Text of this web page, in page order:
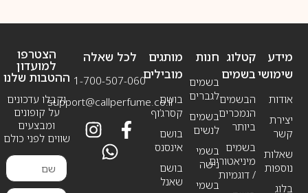
מידע
שימושי
אודות
יצירת
קשר
שאלות
נוספות
בלוג
חנות
בשמים
לגברים
בשמים
לנשים
בשמי
נישה
בשמי
קטלוג
בשמים
הבשמים
הנמכרים
ביותר
בשמים
מיניאטורים
/ דוגמיות
מותגים
מובילים
בושם
קסרג’וף
בושם
אינסנס
בושם
שאנל
לכל שאלה
1-700-507-060
support@callperfume.co.il
הצטרפו
למועדון
ההטבות שלנו
וקבלו עדכונים
על קופונים
ומבצעים
שווים לפני כולם